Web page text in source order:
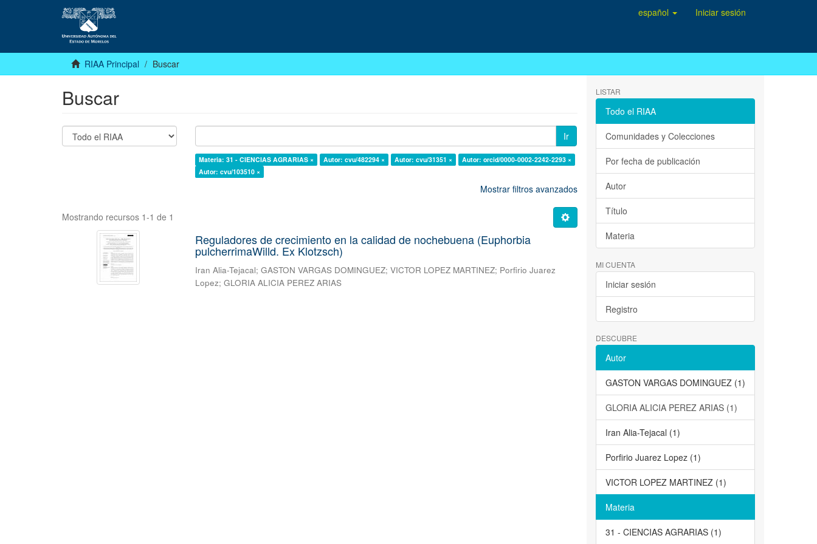
español Iniciar sesión
RIAA Principal Buscar
Buscar
Ir
Materia: 31 - CIENCIAS AGRARIAS × Autor: cvu/482294 × Autor: cvu/31351 ×
Autor: orcid/0000-0002-2242-2293 ×
Autor: cvu/103510 ×
Mostrar filtros avanzados
Mostrando recursos 1-1 de 1
Reguladores de crecimiento en la calidad de nochebuena (Euphorbia
pulcherrimaWilld. Ex Klotzsch)
Iran Alia-Tejacal;GASTON VARGAS DOMINGUEZ;VICTOR LOPEZ MARTINEZ; Porfirio Juarez
Lopez;GLORIA ALICIA PEREZ ARIAS
LISTAR
Todo el RIAA
Comunidades y Colecciones
Por fecha de publicación
Autor
Título
Materia
MI CUENTA
Iniciar sesión
Registro
DESCUBRE
Autor
GASTON VARGAS DOMINGUEZ (1)
GLORIA ALICIA PEREZ ARIAS (1)
Iran Alia-Tejacal (1)
Porfirio Juarez Lopez (1)
VICTOR LOPEZ MARTINEZ (1)
Materia
31 - CIENCIAS AGRARIAS (1)